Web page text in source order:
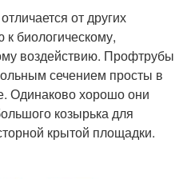
от других
к биологическому,
воздействию. Профтрубы
сечением просты в
Одинаково хорошо они
козырька для
крытой площадки.